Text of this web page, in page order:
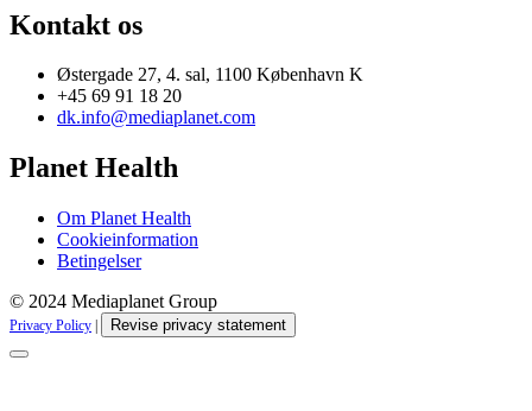
Kontakt os
Østergade 27, 4. sal, 1100 København K
+45 69 91 18 20
dk.info@mediaplanet.com
Planet Health
Om Planet Health
Cookieinformation
Betingelser
© 2024 Mediaplanet Group
Privacy Policy Revise privacy statement